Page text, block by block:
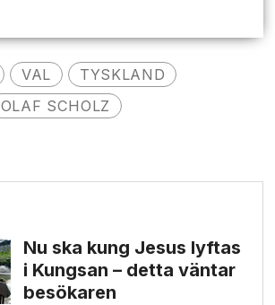
VAL
TYSKLAND
OLAF SCHOLZ
Nu ska kung Jesus lyftas
i Kungsan – detta väntar
besökaren